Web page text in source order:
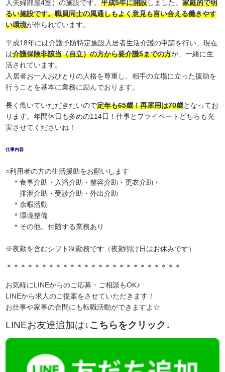
人夫婦部屋4室）の施設です。平成5年に開設しました。家庭的で明
るい施設です。職員同士の風通しもよく意見も言い合える働きやす
い環境が作られています。
平成18年には介護予防特定施設入居者生活介護の申請を行い、現在
は介護保険非該当（自立）の方から要介護5までの方が、一緒に生
活されています。
入居者お一人おひとりの人格を尊重し、相手の立場に立った援助を
行うことを基本に業務に励んでおります。
長く働いていただきたいので定年も65歳！再雇用は70歳となってお
ります。年間休日も多めの114日！仕事とプライベートどちらも充
実させてくださいね！
仕事内容
○利用者の方の生活援助をお願いします
＊食事介助・入浴介助・整容介助・更衣介助・
排泄介助・受診介助・外出介助
＊余暇活動
＊環境整備
＊その他、付随する業務あり
※夜勤を含むシフト制勤務です（夜勤明け日はお休みです）
＊＊＊＊＊＊＊＊＊＊＊＊＊＊＊＊＊＊＊＊＊＊＊＊＊
お気軽にLINEからのご応募・ご相談もOK♪
LINEから求人のご提案をさせていただきます！
お仕事や家事の合間にも転職活動ができますよ☆
LINEお友達追加は↓こちらをクリック↓